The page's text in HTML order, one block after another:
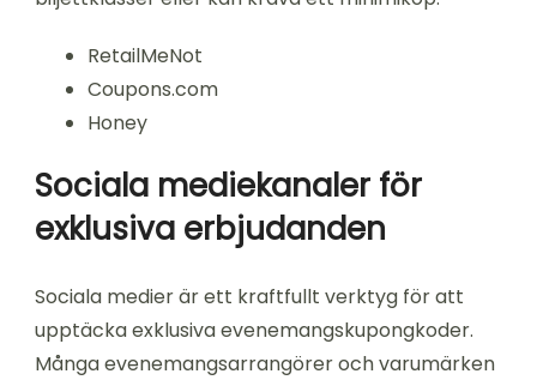
RetailMeNot
Coupons.com
Honey
Sociala mediekanaler för
exklusiva erbjudanden
Sociala medier är ett kraftfullt verktyg för att
upptäcka exklusiva evenemangskupongkoder.
Många evenemangsarrangörer och varumärken